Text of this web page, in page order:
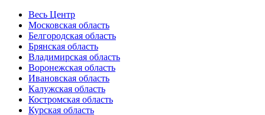
Весь Центр
Московская область
Белгородская область
Брянская область
Владимирская область
Воронежская область
Ивановская область
Калужская область
Костромская область
Курская область